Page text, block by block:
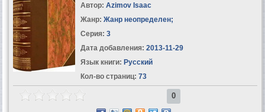
Автор: Azimov Isaac
Жанр: Жанр неопределен;
Серия: 3
Дата добавления: 2013-11-29
Язык книги: Русский
Кол-во страниц: 73
0